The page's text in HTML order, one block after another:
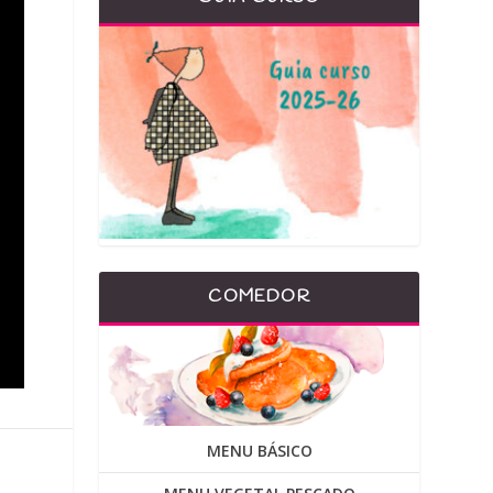
COMEDOR
MENU BÁSICO